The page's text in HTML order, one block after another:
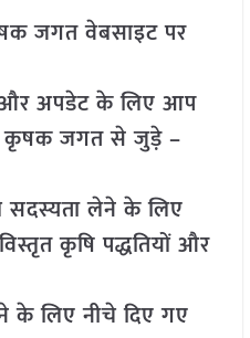
जगत वेबसाइट पर
और अपडेट के लिए आप
कृषक जगत से जुड़े –
लेने के लिए
कृषि पद्धतियों और
लिए नीचे दिए गए